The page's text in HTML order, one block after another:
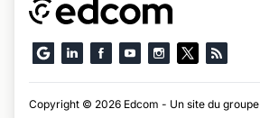
Copyright © 2026 Edcom - Un site du groupe